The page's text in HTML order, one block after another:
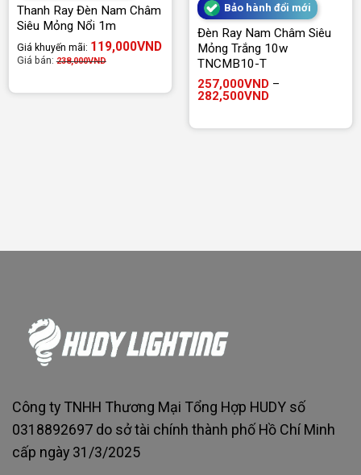
Thanh Ray Đèn Nam Châm
Siêu Mỏng Nổi 1m
Giá khuyến mãi: 119,000VND
Giá bán:238,000VND
Bảo hành đổi mới
Đèn Ray Nam Châm Siêu
Mỏng Trắng 10w
TNCMB10-T
257,000VND –
282,500VNDKhoảng
257,000VND
Công ty TNHH Thương Mại Tổng Hợp HUDY số
0318892697 do sở tài chính thành phố Hồ Chí Minh
cấp ngày 31/3/2025